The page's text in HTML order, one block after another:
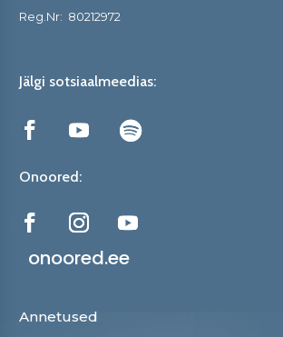
Reg.Nr: 80212972
Jälgi sotsiaalmeedias:
Onoored:
onoored.ee
Annetused